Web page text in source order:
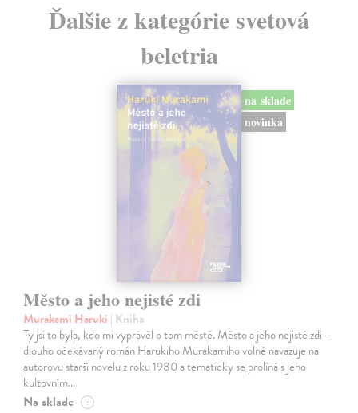
Ďalšie z kategórie svetová
beletria
na sklade
novinka
Město a jeho nejisté zdi
Murakami Haruki | Kniha
Ty jsi to byla, kdo mi vyprávěl o tom městě. Město a jeho nejisté zdi –
dlouho očekávaný román Harukiho Murakamiho volně navazuje na
autorovu starší novelu z roku 1980 a tematicky se prolíná s jeho
kultovním…
Na sklade ?